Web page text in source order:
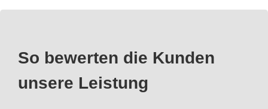
So bewerten die Kunden
unsere Leistung